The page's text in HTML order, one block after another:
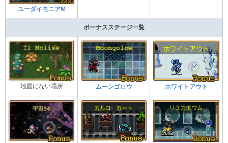
ユーダイモニアM
ボーナスステージ一覧
地図にない場所 ムーンゴロウ ホワイトアウト